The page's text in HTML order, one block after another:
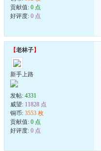
贡献值: 0 点
好评度: 0 点
【老林子】
新手上路
发帖: 4331
威望: 11828 点
铜币: 3553 枚
贡献值: 0 点
好评度: 0 点